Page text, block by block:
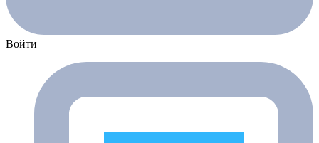
Войти